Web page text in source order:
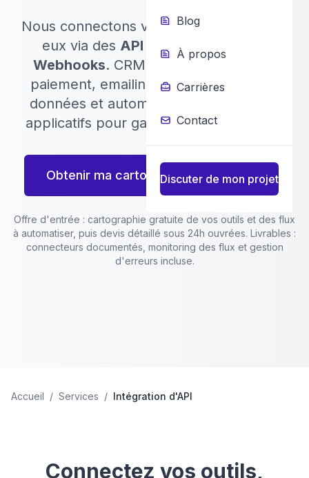
Blog
À propos
Carrières
Contact
Discuter de mon projet
Nous connectons vos outils métier entre
eux via des API REST, GraphQL et
Webhooks. CRM, ERP, e-commerce,
paiement, emailing : synchronisez vos
données et automatisez vos flux inter-
applicatifs pour gagner en productivité.
Obtenir ma cartographie gratuite
Offre d'entrée : cartographie gratuite de vos outils et des flux
à automatiser, puis devis détaillé sous 24h ouvrées. Livrables :
connecteurs documentés, monitoring des flux et gestion
d'erreurs incluse.
Accueil / Services / Intégration d'API
Connectez vos outils,